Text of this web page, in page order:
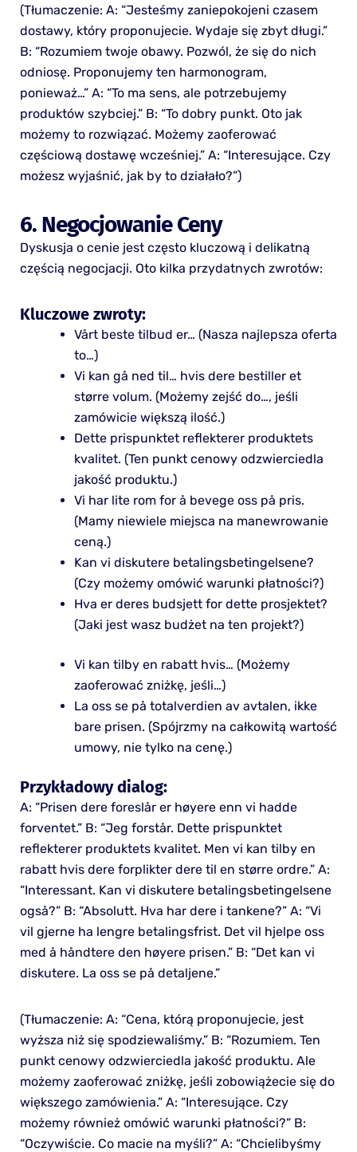
(Tłumaczenie: A: “Jesteśmy zaniepokojeni czasem
dostawy, który proponujecie. Wydaje się zbyt długi.”
B: “Rozumiem twoje obawy. Pozwól, że się do nich
odniosę. Proponujemy ten harmonogram,
ponieważ…” A: “To ma sens, ale potrzebujemy
produktów szybciej.” B: “To dobry punkt. Oto jak
możemy to rozwiązać. Możemy zaoferować
częściową dostawę wcześniej.” A: “Interesujące. Czy
możesz wyjaśnić, jak by to działało?”)
6. Negocjowanie Ceny
Dyskusja o cenie jest często kluczową i delikatną
częścią negocjacji. Oto kilka przydatnych zwrotów:
Kluczowe zwroty:
Vårt beste tilbud er… (Nasza najlepsza oferta
to…)
Vi kan gå ned til… hvis dere bestiller et
større volum. (Możemy zejść do…, jeśli
zamówicie większą ilość.)
Dette prispunktet reflekterer produktets
kvalitet. (Ten punkt cenowy odzwierciedla
jakość produktu.)
Vi har lite rom for å bevege oss på pris.
(Mamy niewiele miejsca na manewrowanie
ceną.)
Kan vi diskutere betalingsbetingelsene?
(Czy możemy omówić warunki płatności?)
Hva er deres budsjett for dette prosjektet?
(Jaki jest wasz budżet na ten projekt?)
Vi kan tilby en rabatt hvis… (Możemy
zaoferować zniżkę, jeśli…)
La oss se på totalverdien av avtalen, ikke
bare prisen. (Spójrzmy na całkowitą wartość
umowy, nie tylko na cenę.)
Przykładowy dialog:
A: “Prisen dere foreslår er høyere enn vi hadde
forventet.” B: “Jeg forstår. Dette prispunktet
reflekterer produktets kvalitet. Men vi kan tilby en
rabatt hvis dere forplikter dere til en større ordre.” A:
“Interessant. Kan vi diskutere betalingsbetingelsene
også?” B: “Absolutt. Hva har dere i tankene?” A: “Vi
vil gjerne ha lengre betalingsfrist. Det vil hjelpe oss
med å håndtere den høyere prisen.” B: “Det kan vi
diskutere. La oss se på detaljene.”
(Tłumaczenie: A: “Cena, którą proponujecie, jest
wyższa niż się spodziewaliśmy.” B: “Rozumiem. Ten
punkt cenowy odzwierciedla jakość produktu. Ale
możemy zaoferować zniżkę, jeśli zobowiążecie się do
większego zamówienia.” A: “Interesujące. Czy
możemy również omówić warunki płatności?” B:
“Oczywiście. Co macie na myśli?” A: “Chcielibyśmy